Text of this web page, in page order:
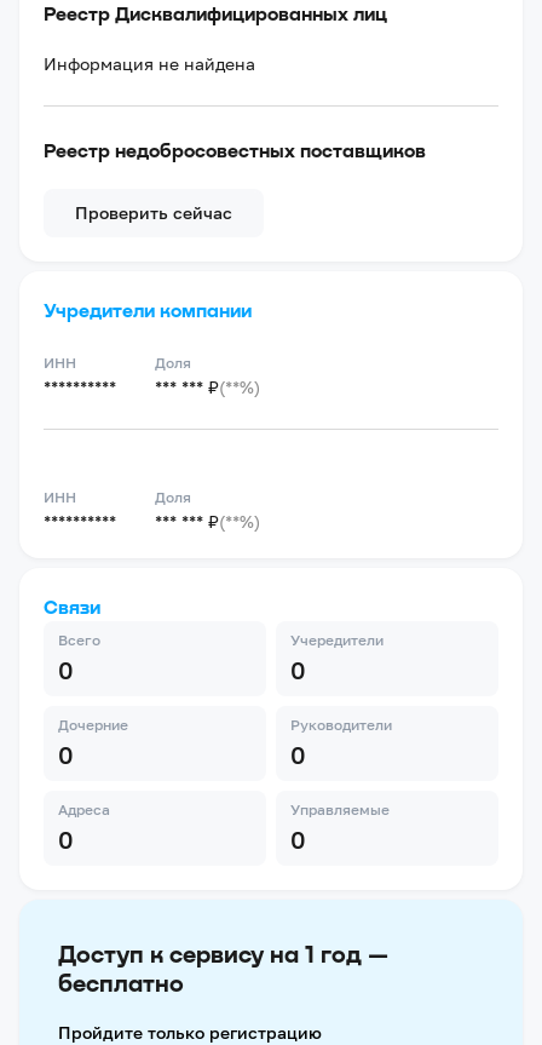
Реестр Дисквалифицированных лиц
Информация не найдена
Реестр недобросовестных поставщиков
Проверить сейчас
Учредители компании
ИНН
**********
Доля
*** *** ₽(**%)
ИНН
**********
Доля
*** *** ₽(**%)
Связи
Всего
0
Учередители
0
Дочерние
0
Руководители
0
Адреса
0
Управляемые
0
Доступ к сервису на 1 год —
бесплатно
Пройдите только регистрацию